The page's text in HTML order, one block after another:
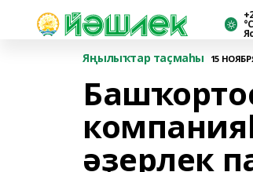
°С
Яңылыҡтар таҫмаһы
15
әҙерлек